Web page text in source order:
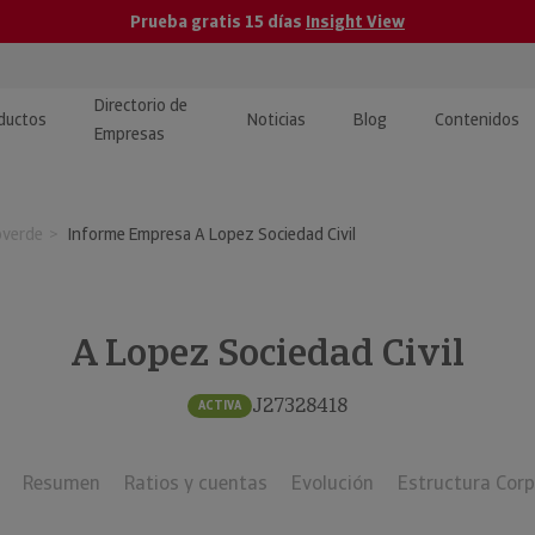
Prueba gratis 15 días Insight View
· Recuperación de
Directorio de
Empresas
Noticias Blog Contenidos
y tutoriales
Investigada
Informe Empresa A Lopez Sociedad Civil
A Lopez Sociedad Civil
ACTIVA J27328418
Resumen Ratios y cuentas Evolución Estructura